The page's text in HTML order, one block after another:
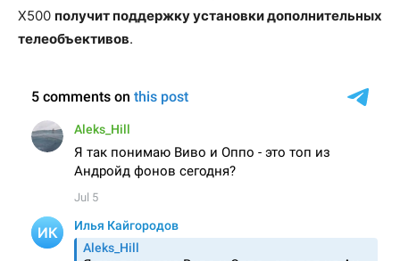
X500 получит поддержку установки дополнительных
телеобъективов.